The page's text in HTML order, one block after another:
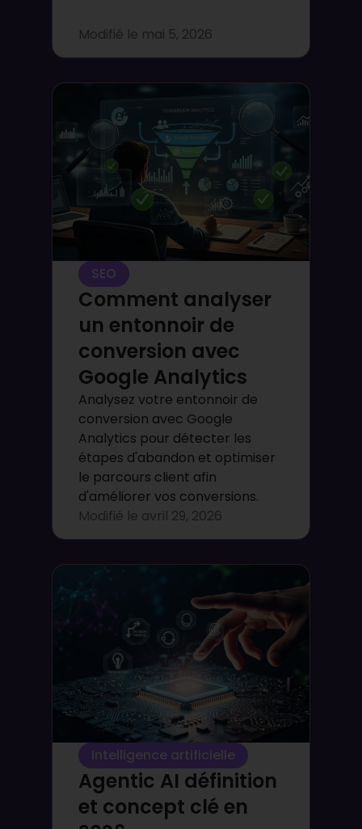
Modifié le mai 5, 2026
SEO
Comment analyser
un entonnoir de
conversion avec
Google Analytics
Analysez votre entonnoir de
conversion avec Google
Analytics pour détecter les
étapes d'abandon et optimiser
le parcours client afin
d'améliorer vos conversions.
Modifié le avril 29, 2026
Intelligence artificielle
Agentic AI définition
et concept clé en